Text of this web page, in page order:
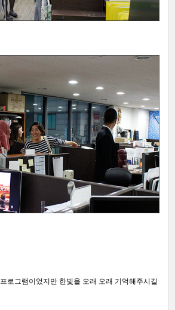
로그램이었지만 한빛을 오래 오래 기억해주시길